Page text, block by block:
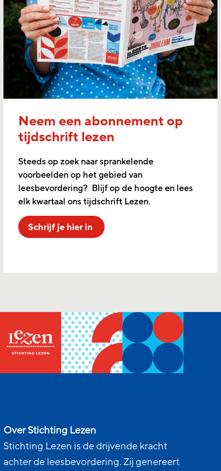
Neem een abonnement op
tijdschrift lezen
Steeds op zoek naar sprankelende
voorbeelden op het gebied van
leesbevordering? Blijf op de hoogte en lees
elk kwartaal ons tijdschrift Lezen.
Schrijf je hier in
Over Stichting Lezen
Stichting Lezen is de drijvende kracht
achter de leesbevordering. Zij genereert